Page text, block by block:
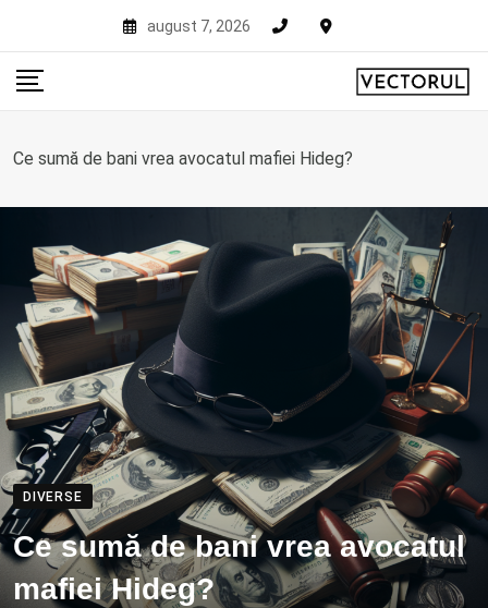
content
august 7, 2026
Ce sumă de bani vrea avocatul mafiei Hideg?
DIVERSE
Ce sumă de bani vrea avocatul
mafiei Hideg?